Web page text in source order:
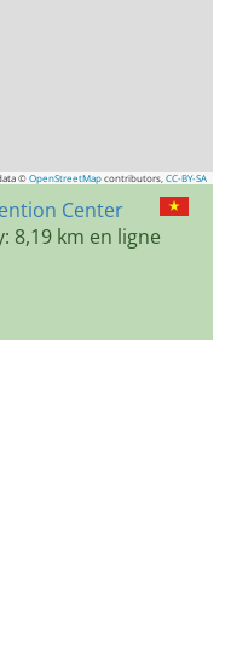
© OpenStreetMap contributors, CC-BY-SA
Center
8,19 km en ligne